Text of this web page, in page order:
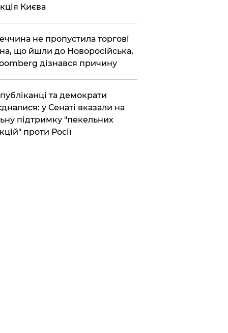
Києва
не пропустила торгові
що йшли до Новоросійська,
дізнався причину
та демократи
у Сенаті вказали на
підтримку "пекельних
проти Росії